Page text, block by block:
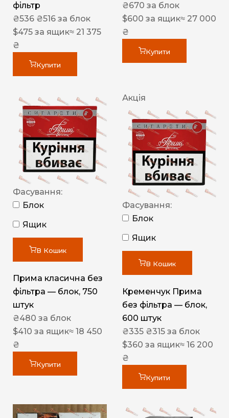
фільтр
₴536 ₴516 за блок
$475 за ящик≈ 21 375
₴
Купити
₴670 за блок
$600 за ящик≈ 27 000
₴
Купити
Фасування:
Блок
Ящик
В Кошик
Прима класична без
фільтра — блок, 750
штук
₴480 за блок
$410 за ящик≈ 18 450
₴
Купити
Акція
Фасування:
Блок
Ящик
В Кошик
Кременчук Прима
без фільтра — блок,
600 штук
₴335 ₴315 за блок
$360 за ящик≈ 16 200
₴
Купити